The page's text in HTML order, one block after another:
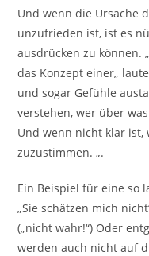
Und wenn die Ursache
unzufrieden ist, ist es
ausdrücken zu können.
das Konzept einer„
und sogar Gefühle
verstehen, wer über
Und wenn nicht klar ist,
zuzustimmen. „.
Ein Beispiel für eine so
„Sie schätzen mich
(„nicht wahr!“) Oder
werden auch nicht auf